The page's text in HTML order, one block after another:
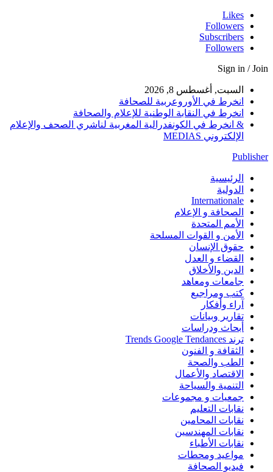
Likes
Followers
Subscribers
Followers
Sign in / Join
السبت, أغسطس 8, 2026
انخرط في الأوروعربية للصحافة
انخرط في النقابة الوطنية للإعلام والصحافة
& انخرط في الكونفدرالية المغربية لناشري الصحف والإعلام
الإلكتروني MEDIAS
Publisher
الرئيسية
الدولية
Internationale
الصحافة و الإعلام
الأمم المتحدة
الأمن و القوات المسلحة
حقوق الإنسان
القضاء و العدل
الدين والأخلاق
جامعات ومعاهد
كتب ومراجيع
آراء وأفكار
تقارير وبيانات
أبحاث ودراسات
ترند Trends Google Tendances
الثقافة و الفنون
الطب والصحة
الاقتصاد والأعمال
التنمية والسياحة
جمعيات و مجموعات
نقابات التعليم
نقابات المحامين
نقابات المهندسين
نقابات الأطباء
مواعيد ومحطات
فيديو الصحافة